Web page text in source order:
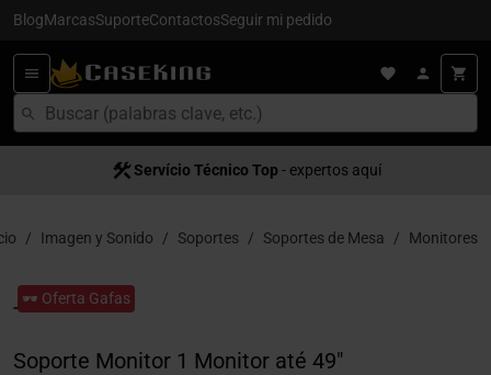
BlogMarcasSuporteContactosSeguir mi pedido
Servício Técnico Top - expertos aquí
Imagen y Sonido Soportes Soportes de Mesa Monitores
🕶️ Oferta Gafas
Soporte Monitor 1 Monitor até 49"